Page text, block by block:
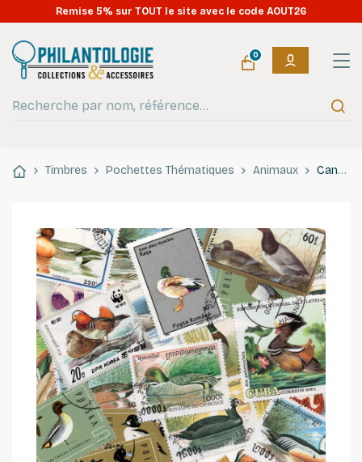
Remise 5% sur TOUT le site avec le code AOUT26
0
Timbres Pochettes Thématiques Animaux Canards 25 timbres thématiques tous différents.